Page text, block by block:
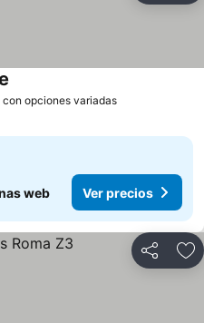
opciones variadasVer precios
web Ver precios
Compartir